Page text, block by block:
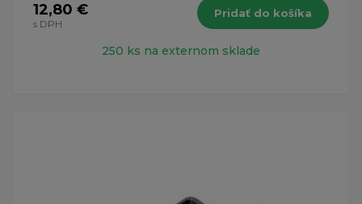
12,80 €
s DPH
Pridať do košíka
250 ks na externom sklade